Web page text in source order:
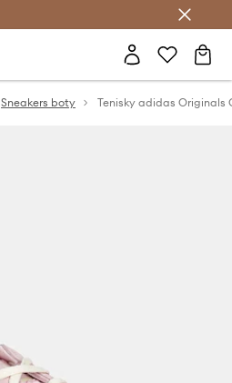
Sneakers boty